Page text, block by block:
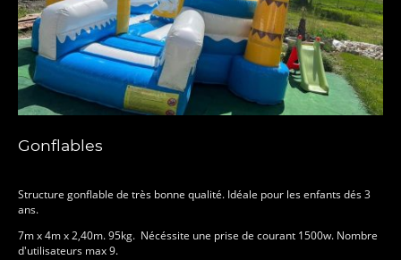
Gonflables
Structure gonflable de très bonne qualité. Idéale pour les enfants dés 3
ans.
7m x 4m x 2,40m. 95kg. Nécéssite une prise de courant 1500w. Nombre
d'utilisateurs max 9.